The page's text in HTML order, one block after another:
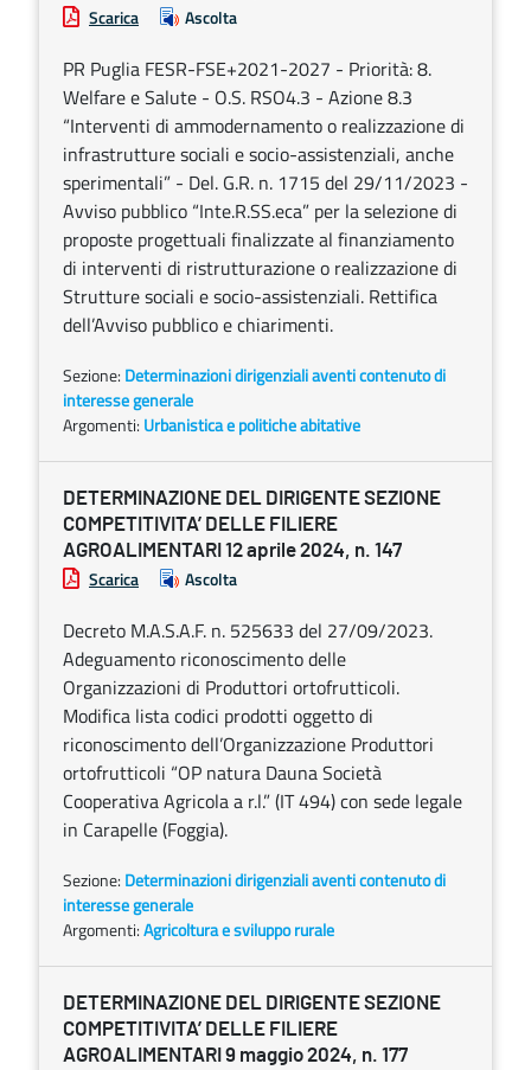
Scarica Ascolta
PR Puglia FESR-FSE+2021-2027 - Priorità: 8.
Welfare e Salute - O.S. RSO4.3 - Azione 8.3
“Interventi di ammodernamento o realizzazione di
infrastrutture sociali e socio-assistenziali, anche
sperimentali” - Del. G.R. n. 1715 del 29/11/2023 -
Avviso pubblico “Inte.R.SS.eca” per la selezione di
proposte progettuali finalizzate al finanziamento
di interventi di ristrutturazione o realizzazione di
Strutture sociali e socio-assistenziali. Rettifica
dell’Avviso pubblico e chiarimenti.
Sezione: Determinazioni dirigenziali aventi contenuto di
interesse generale
Argomenti: Urbanistica e politiche abitative
DETERMINAZIONE DEL DIRIGENTE SEZIONE
COMPETITIVITA’ DELLE FILIERE
AGROALIMENTARI 12 aprile 2024, n. 147
Scarica Ascolta
Decreto M.A.S.A.F. n. 525633 del 27/09/2023.
Adeguamento riconoscimento delle
Organizzazioni di Produttori ortofrutticoli.
Modifica lista codici prodotti oggetto di
riconoscimento dell’Organizzazione Produttori
ortofrutticoli “OP natura Dauna Società
Cooperativa Agricola a r.l.” (IT 494) con sede legale
in Carapelle (Foggia).
Sezione: Determinazioni dirigenziali aventi contenuto di
interesse generale
Argomenti:Agricoltura e sviluppo rurale
DETERMINAZIONE DEL DIRIGENTE SEZIONE
COMPETITIVITA’ DELLE FILIERE
AGROALIMENTARI 9 maggio 2024, n. 177